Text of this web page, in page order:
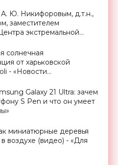
Ю. Никифоровым, д.т.н.,
заместителем
экстремальной
солнечная
от харьковской
- «Новости
Galaxy 21 Ultra: зачем
S Pen и что он умеет
миниатюрные деревья
воздухе (видео) - «Для